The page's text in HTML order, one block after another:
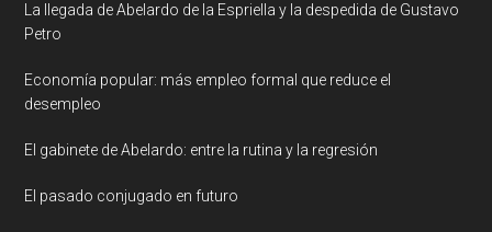
La llegada de Abelardo de la Espriella y la despedida de Gustavo
Petro
Economía popular: más empleo formal que reduce el
desempleo
El gabinete de Abelardo: entre la rutina y la regresión
El pasado conjugado en futuro